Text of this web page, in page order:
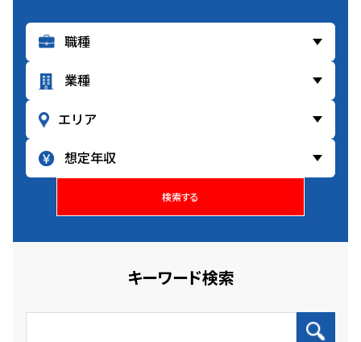
検索する
キーワード検索